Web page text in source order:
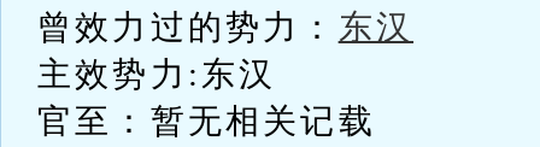
曾效力过的势力： 东汉
主效势力:东汉
官至：暂无相关记载